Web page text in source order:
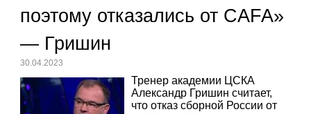
поэтому отказались от CAFA»
— Гришин
30.04.2023
Тренер академии ЦСКА
Александр Гришин считает,
что отказ сборной России от